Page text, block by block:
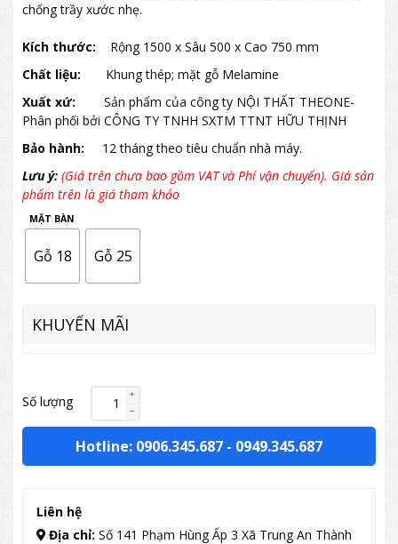
chống trầy xước nhẹ.
Kích thước: Rộng 1500 x Sâu 500 x Cao 750 mm
Chất liệu:
Khung thép; mặt gỗ Melamine
Xuất xứ:
Sản phẩm của công ty NỘI THẤT THEONE-
Phân phối bởi CÔNG TY TNHH SXTM TTNT HỮU THỊNH
Bảo hành:
12 tháng theo tiêu chuẩn nhà máy.
Lưu ý: (Giá trên chưa bao gồm VAT và Phí vận chuyển). Giá sản
phẩm trên là giá tham khảo
MẶT BÀN
Gỗ 18 Gỗ 25
KHUYẾN MÃI
Số lượng
Hotline: 0906.345.687 - 0949.345.687
Liên hệ
Địa chỉ: Số 141 Phạm Hùng Ấp 3 Xã Trung An Thành